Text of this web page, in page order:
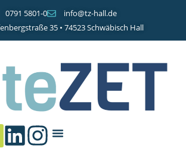
0791 5801-0
info@tz-hall.de
35 • 74523 Schwäbisch Hall